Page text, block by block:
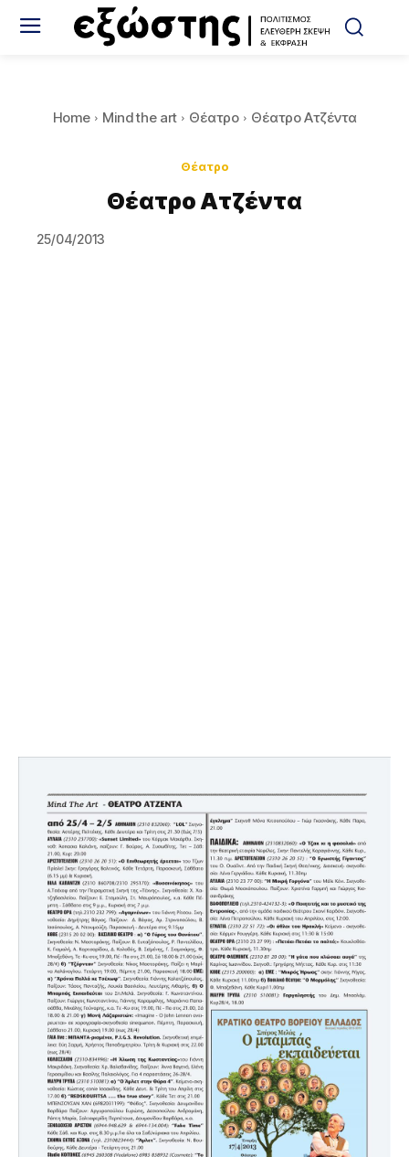
Home Mind the art Θέατρο Θέατρο Ατζέντα
Θέατρο
Θέατρο Ατζέντα
25/04/2013